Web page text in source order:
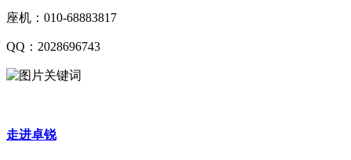
座机：010-68883817
QQ：2028696743
走进卓锐